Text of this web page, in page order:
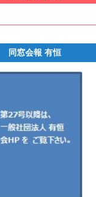
同窓会報 有恒